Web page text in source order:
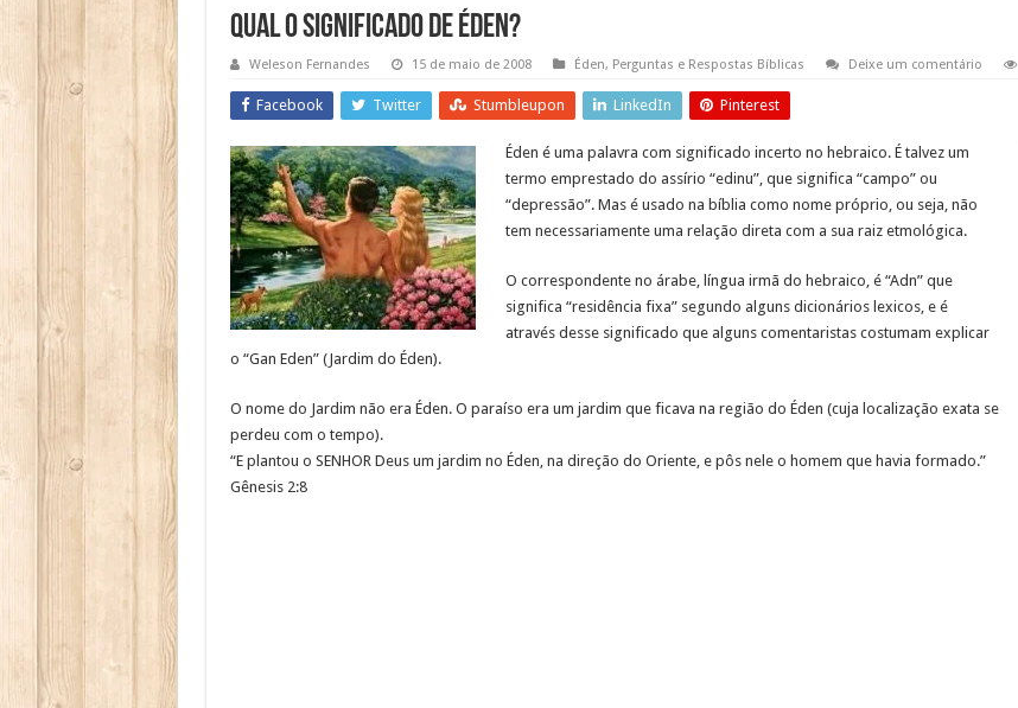
Qual o significado de Éden?
Weleson Fernandes 15 de maio de 2008 Éden, Perguntas e Respostas Bíblicas Deixe um comentário
Facebook Twitter Stumbleupon LinkedIn Pinterest
Éden é uma palavra com significado incerto no hebraico. É talvez um
termo emprestado do assírio “edinu”, que significa “campo” ou
“depressão”. Mas é usado na bíblia como nome próprio, ou seja, não
tem necessariamente uma relação direta com a sua raiz etmológica.
O correspondente no árabe, língua irmã do hebraico, é “Adn” que
significa “residência fixa” segundo alguns dicionários lexicos, e é
através desse significado que alguns comentaristas costumam explicar
o “Gan Eden” (Jardim do Éden).
O nome do Jardim não era Éden. O paraíso era um jardim que ficava na região do Éden (cuja localização exata se
perdeu com o tempo).
“E plantou o SENHOR Deus um jardim no Éden, na direção do Oriente, e pôs nele o homem que havia formado.”
Gênesis 2:8